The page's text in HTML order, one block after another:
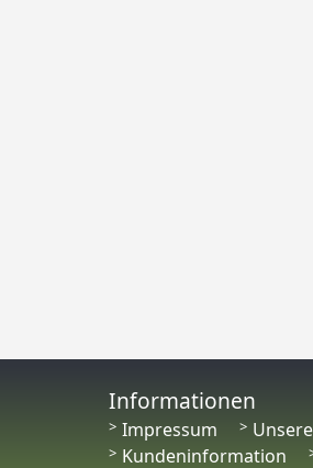
Informationen
Impressum
Kundeninformation